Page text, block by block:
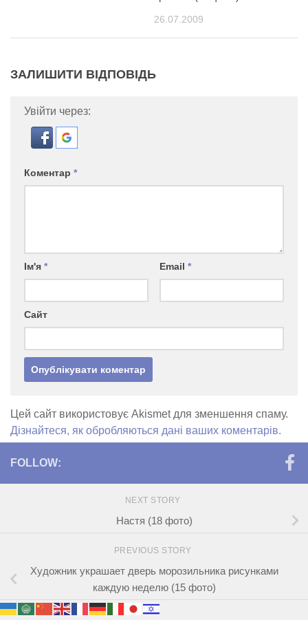
26.07.2009
ЗАЛИШИТИ ВІДПОВІДЬ
Увійти через:
Коментар *
Ім'я * Email *
Сайт
Цей сайт використовує Akismet для зменшення спаму.
Дізнайтеся, як обробляються дані ваших коментарів.
FOLLOW:
NEXT STORY
Настя (18 фото)
PREVIOUS STORY
Художник украшает дверь морозильника рисунками
каждую неделю (15 фото)